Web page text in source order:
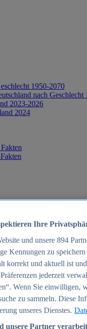
1950-2070
nach Geschlecht
2023-2026
2024
2025
2025
Ihre
und unsere 894
Kennungen zu
korrekt und aktuell ist
jederzeit
Wenn Sie einwilligen,
zu sammeln. Diese
unseres Dienstes.
unsere Partner